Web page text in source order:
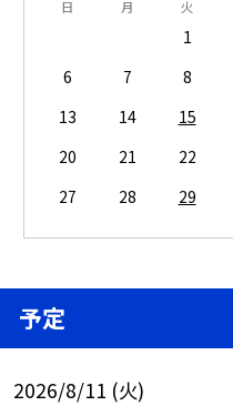
日 月 火
1
6
7 8
13
14 15
20
21 22
27
28 29
予定
2026/8/11 (火)